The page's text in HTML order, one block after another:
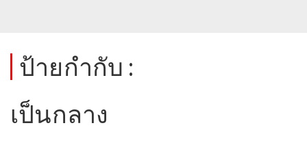
ป้ายกำกับ :
เป็นกลาง